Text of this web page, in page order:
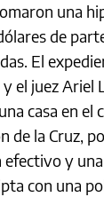
una
de
El
el juez Ariel
casa en el
de la Cruz,
efectivo y
con una